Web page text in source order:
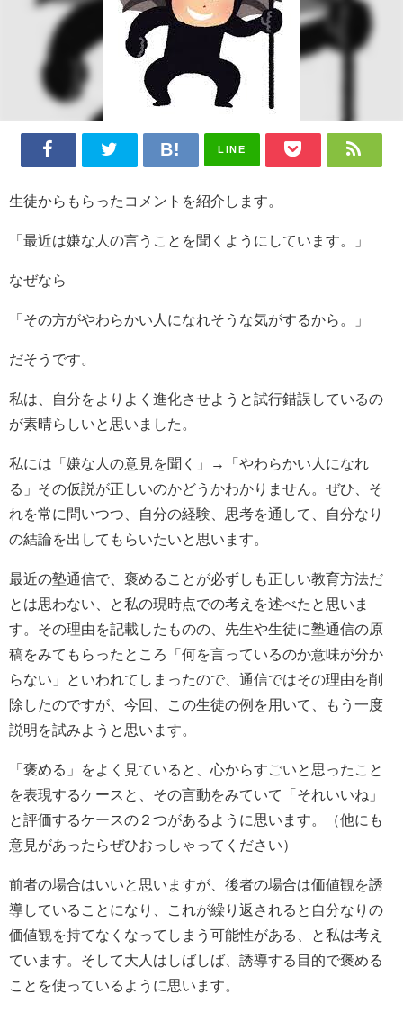
LINE
生徒からもらったコメントを紹介します。
「最近は嫌な人の言うことを聞くようにしています。」
なぜなら
「その方がやわらかい人になれそうな気がするから。」
だそうです。
私は、自分をよりよく進化させようと試行錯誤しているの
が素晴らしいと思いました。
私には「嫌な人の意見を聞く」→「やわらかい人になれ
る」その仮説が正しいのかどうかわかりません。ぜひ、そ
れを常に問いつつ、自分の経験、思考を通して、自分なり
の結論を出してもらいたいと思います。
最近の塾通信で、褒めることが必ずしも正しい教育方法だ
とは思わない、と私の現時点での考えを述べたと思いま
す。その理由を記載したものの、先生や生徒に塾通信の原
稿をみてもらったところ「何を言っているのか意味が分か
らない」といわれてしまったので、通信ではその理由を削
除したのですが、今回、この生徒の例を用いて、もう一度
説明を試みようと思います。
「褒める」をよく見ていると、心からすごいと思ったこと
を表現するケースと、その言動をみていて「それいいね」
と評価するケースの２つがあるように思います。（他にも
意見があったらぜひおっしゃってください）
前者の場合はいいと思いますが、後者の場合は価値観を誘
導していることになり、これが繰り返されると自分なりの
価値観を持てなくなってしまう可能性がある、と私は考え
ています。そして大人はしばしば、誘導する目的で褒める
ことを使っているように思います。